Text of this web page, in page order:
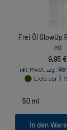
Frei Öl GlowUp
ml
9,95 €
inkl. MwSt. zzgl.
Lieferbar
In den